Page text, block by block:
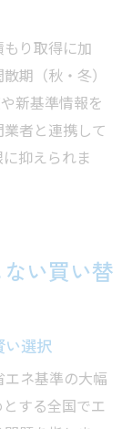
り取得に加
期（秋・冬）
新基準情報を
者と連携して
抑えられま
い買い替
い選択
ネ基準の大幅
する全国でエ